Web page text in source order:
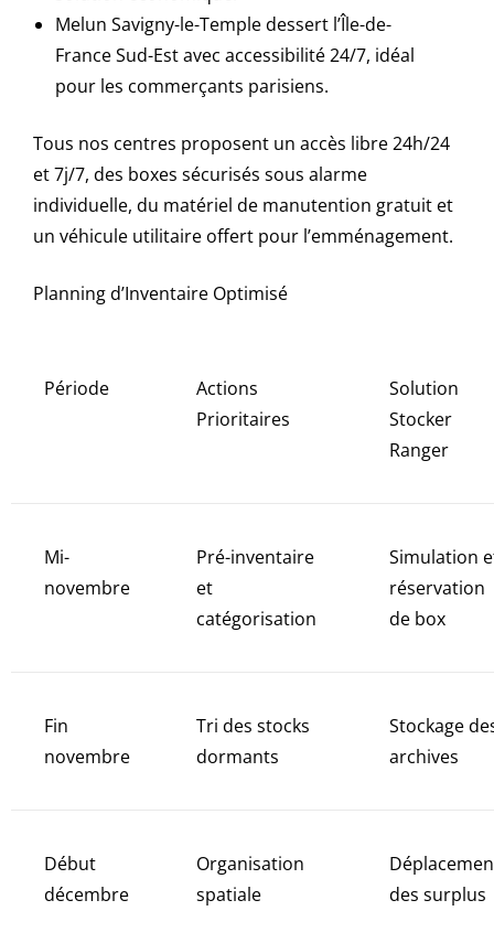
Melun Savigny-le-Temple dessert l’Île-de-
France Sud-Est avec accessibilité 24/7, idéal
pour les commerçants parisiens.
Tous nos centres proposent un accès libre 24h/24
et 7j/7, des boxes sécurisés sous alarme
individuelle, du matériel de manutention gratuit et
un véhicule utilitaire offert pour l’emménagement.
Planning d’Inventaire Optimisé
Période
Actions
Prioritaires
Solution
Stocker
Ranger
Mi-
novembre
Pré-inventaire
et
catégorisation
Simulation
réservation
de box
Fin
novembre
Tri des stocks
dormants
Stockage
archives
Début
décembre
Organisation
spatiale
des surplus